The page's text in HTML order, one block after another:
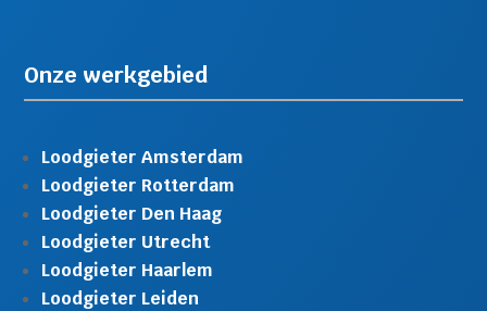
Onze werkgebied
Loodgieter Amsterdam
Loodgieter Rotterdam
Loodgieter Den Haag
Loodgieter Utrecht
Loodgieter Haarlem
Loodgieter Leiden